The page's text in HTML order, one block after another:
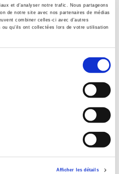
et d'analyser notre trafic. Nous partageons
de notre site avec nos partenaires de médias
combiner celles-ci avec d'autres
ou qu'ils ont collectées lors de votre utilisation
Afficher les détails